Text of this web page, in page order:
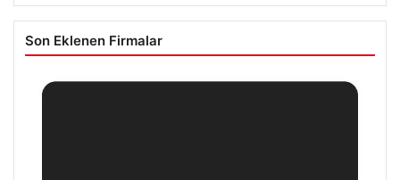
Son Eklenen Firmalar